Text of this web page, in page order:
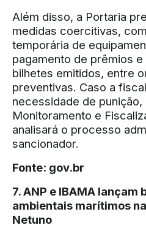
Além disso, a Portaria
medidas coercitivas,
temporária de
pagamento de prêmios
bilhetes emitidos, entre
preventivas. Caso a
necessidade de
Monitoramento e
analisará o processo
sancionador.
Fonte: gov.br
7. ANP e IBAMA lançam
ambientais marítimos
Netuno